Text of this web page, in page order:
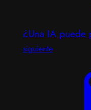
¿Una IA puede
siguiente